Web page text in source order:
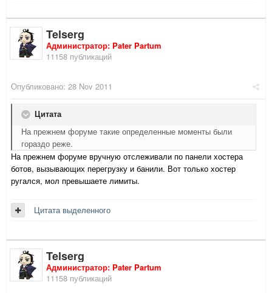
Telserg
Администратор: Pater Partum
11158 публикаций
Опубликовано: 28 Nov 2011
Цитата
На прежнем форуме такие определенные моменты были
гораздо реже.
На прежнем форуме вручную отслеживали по панели хостера
ботов, вызывающих перегрузку и банили. Вот только хостер
ругался, мол превышаете лимиты.
Цитата выделенного
Telserg
Администратор: Pater Partum
11158 публикаций